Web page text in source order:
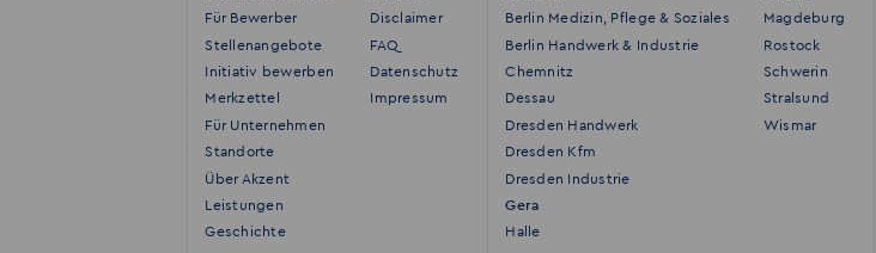
Für Bewerber
Stellenangebote
Initiativ bewerben
Merkzettel
Für Unternehmen
Standorte
Über Akzent
Leistungen
Geschichte
Disclaimer
FAQ
Datenschutz
Impressum
Berlin Medizin, Pflege & Soziales
Berlin Handwerk & Industrie
Chemnitz
Dessau
Dresden Handwerk
Dresden Kfm
Dresden Industrie
Gera
Halle
Magdeburg
Rostock
Schwerin
Stralsund
Wismar